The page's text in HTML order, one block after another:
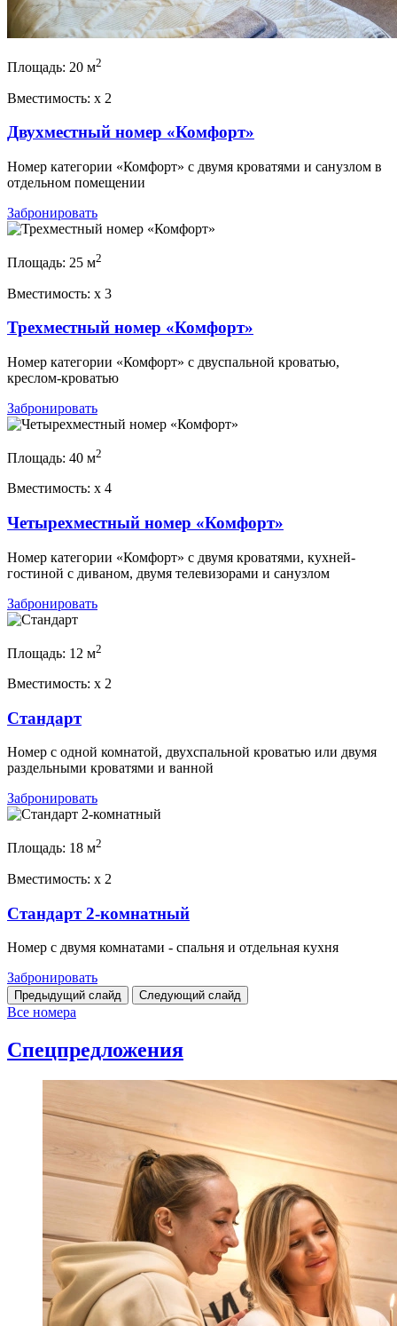
Площадь: 20 м2
Вместимость: x 2
Двухместный номер «Комфорт»
Номер категории «Комфорт» с двумя кроватями и санузлом в
отдельном помещении
Забронировать
Площадь: 25 м2
Вместимость: x 3
Трехместный номер «Комфорт»
Номер категории «Комфорт» с двуспальной кроватью,
креслом-кроватью
Забронировать
Площадь: 40 м2
Вместимость: x 4
Четырехместный номер «Комфорт»
Номер категории «Комфорт» с двумя кроватями, кухней-
гостиной с диваном, двумя телевизорами и санузлом
Забронировать
Площадь: 12 м2
Вместимость: x 2
Стандарт
Номер с одной комнатой, двухспальной кроватью или двумя
раздельными кроватями и ванной
Забронировать
Площадь: 18 м2
Вместимость: x 2
Стандарт 2-комнатный
Номер с двумя комнатами - спальня и отдельная кухня
Забронировать
Предыдущий слайд Следующий слайд
Все номера
Спецпредложения